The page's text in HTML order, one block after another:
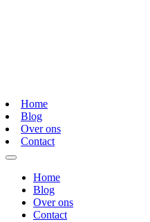
Home
Blog
Over ons
Contact
Home
Blog
Over ons
Contact